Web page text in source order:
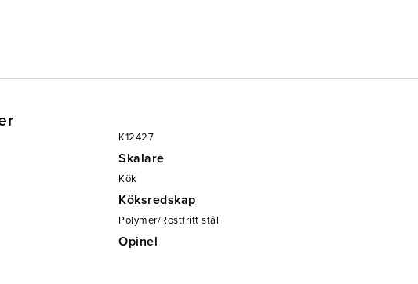
K12427
Skalare
Kök
Köksredskap
Polymer/Rostfritt stål
Opinel